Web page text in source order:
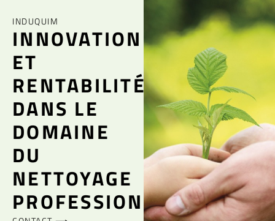
INDUQUIM
INNOVATION
ET
RENTABILITÉ
DANS LE
DOMAINE
DU
NETTOYAGE
PROFESSIONNEL